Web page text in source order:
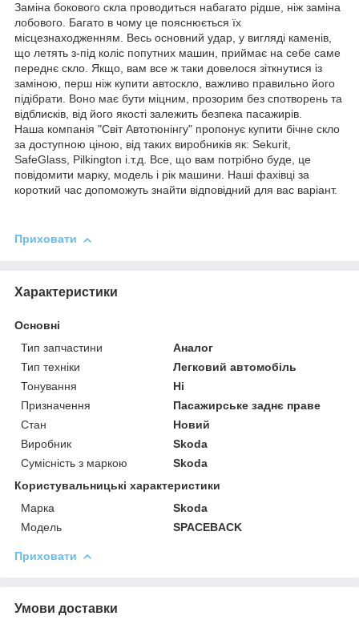
Заміна бокового скла проводиться набагато рідше, ніж заміна
лобового. Багато в чому це пояснюється їх
місцезнаходженням. Весь основний удар, у вигляді каменів,
що летять з-під коліс попутних машин, приймає на себе саме
переднє скло. Якщо, вам все ж таки довелося зіткнутися із
заміною, перш ніж купити автоскло, важливо правильно його
підібрати. Воно має бути міцним, прозорим без спотворень та
відблисків, від його якості залежить безпека пасажирів.
Наша компанія "Світ Автотюнінгу" пропонує купити бічне скло
за доступною ціною, від таких виробників як: Sekurit,
SafeGlass, Pilkington і.т.д. Все, що вам потрібно буде, це
повідомити марку, модель і рік машини. Наші фахівці за
короткий час допоможуть знайти відповідний для вас варіант.
Приховати
Характеристики
Основні
Тип запчастини
Аналог
Тип техніки
Легковий автомобіль
Тонування
Ні
Призначення
Пасажирське заднє праве
Стан
Новий
Виробник
Skoda
Сумісність з маркою
Skoda
Користувальницькі характеристики
Марка
Skoda
Модель
SPACEBACK
Приховати
Умови доставки